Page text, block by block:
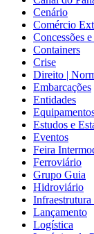
Cenário
Comércio
Concessões
Containers
Crise
Direito |
Embarcações
Entidades
Estudos e
Eventos
Feira
Ferroviário
Grupo Guia
Hidroviário
Infraestrutura
Lançamento
Logística